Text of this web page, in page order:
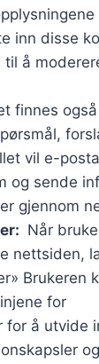
inn disse
å
finnes
vil e-
og sende
gjennom
Når
nettsiden,
Brukeren
for
for å utvide